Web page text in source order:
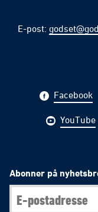
E-post:
Facebook
YouTube
Abonner på